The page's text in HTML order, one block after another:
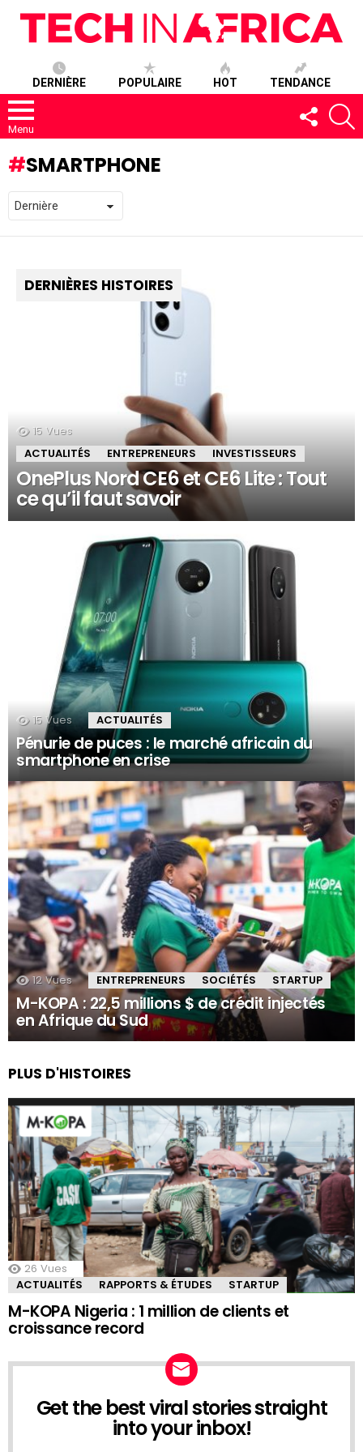
DERNIÈRE POPULAIRE HOT TENDANCE
Menu
SUIVEZ-
NOUS
SMARTPHONE
DERNIÈRES HISTOIRES
15 Vues
ACTUALITÉS
ENTREPRENEURS INVESTISSEURS
OnePlus Nord CE6 et CE6 Lite : Tout
ce qu’il faut savoir
15 Vues ACTUALITÉS
Pénurie de puces : le marché africain du
smartphone en crise
12 Vues ENTREPRENEURS SOCIÉTÉS STARTUP
M-KOPA : 22,5 millions $ de crédit injectés
en Afrique du Sud
PLUS D'HISTOIRES
26 Vues
ACTUALITÉS
RAPPORTS & ÉTUDES STARTUP
M-KOPA Nigeria : 1 million de clients et
croissance record
NEWSLETTER
Get the best viral stories straight
into your inbox!